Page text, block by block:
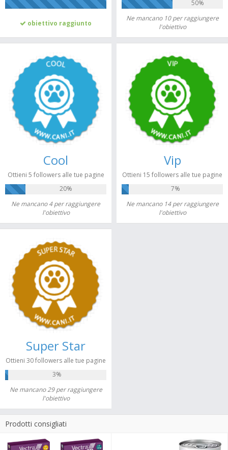
obiettivo raggiunto
50%
Ne mancano 10 per raggiungere
l'obiettivo
Cool
Ottieni 5 followers alle tue pagine
20%
Ne mancano 4 per raggiungere
l'obiettivo
Vip
Ottieni 15 followers alle tue pagine
7%
Ne mancano 14 per raggiungere
l'obiettivo
Super Star
Ottieni 30 followers alle tue pagine
3%
Ne mancano 29 per raggiungere
l'obiettivo
Prodotti consigliati